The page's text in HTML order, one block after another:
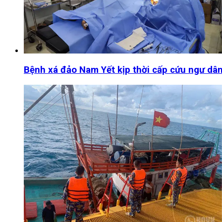
Bệnh xá đảo Nam Yết kịp thời cấp cứu ngư